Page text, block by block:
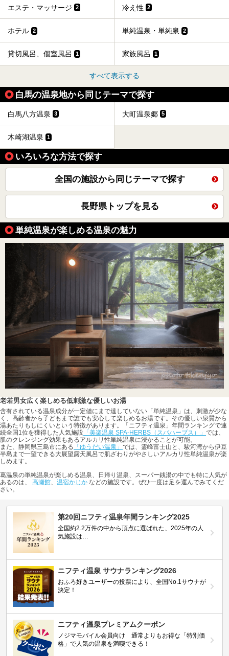
エステ・マッサージ 2 冷え性 2
ホテル 2 単純温泉・単純泉 2
貸切風呂、個室風呂 1 家族風呂 1
すべて表示する
白馬の温泉地から同じテーマで探す
白馬八方温泉 3 大町温泉郷 5
木崎湖温泉 1
いろいろな方法で探す
全国の施設から同じテーマで探す
長野県トップを見る
単純温泉が楽しめる温泉の魅力
老若男女広く楽しめる低刺激な優しいお湯
含有されている温泉成分が一定値にまで達していない「単純温泉」は、刺激が少な
く、高齢者から子どもまで誰でも安心して楽しめるお湯です。その優しい泉質から
湯あたりもしにくいという特徴があります。「ニフティ温泉」年間ランキングで連
続全国1位を獲得した人気施設 「美楽温泉 SPA-HERBS（スパハーブス）」 では、
肌のクレンジング効果もあるアルカリ性単純温泉に浸かることが可能。
また、静岡県三島市にある 「ゆうだい温泉」 では、霊峰富士山と、駿河湾から伊豆
半島まで一望できる大展望露天風呂で肌ざわりがやさしいアルカリ性単純温泉が楽
しめます。
葛温泉の単純温泉が楽しめる温泉、日帰り温泉、スーパー銭湯の中でも特に人気が
あるのは、 高瀬館、 温宿かじか などの施設です。ぜひ一度は足を運んでみてくだ
さい。
第20回ニフティ温泉年間ランキング2025
全国約2.2万件の中から頂点に選ばれた、2025年の人
気施設は…
ニフティ温泉 サウナランキング2026
おふろ好きユーザーの投票により、全国No.1サウナが
決定！
ニフティ温泉プレミアムクーポン
ノジマモバイル会員向け 通常よりもお得な「特別価
格」で人気の温泉を満喫できる！